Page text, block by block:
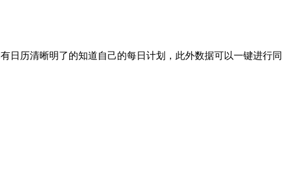
历清晰明了的知道自己的每日计划，此外数据可以一键进行同